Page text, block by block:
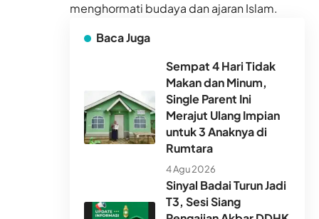
menghormati budaya dan ajaran Islam.
Baca Juga
Sempat 4 Hari Tidak
Makan dan Minum,
Single Parent Ini
Merajut Ulang Impian
untuk 3 Anaknya di
Rumtara
4 Agu 2026
Sinyal Badai Turun Jadi
T3, Sesi Siang